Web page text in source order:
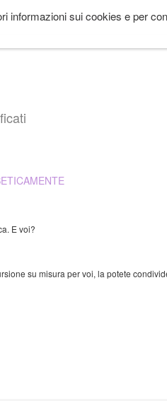
EVENTI CHI SIAMO ALTRO
informazioni sui cookies e per
E voi?
su misura per voi, la potete